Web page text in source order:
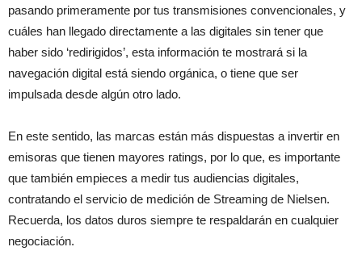
pasando primeramente por tus transmisiones convencionales, y
cuáles han llegado directamente a las digitales sin tener que
haber sido ‘redirigidos’, esta información te mostrará si la
navegación digital está siendo orgánica, o tiene que ser
impulsada desde algún otro lado.
En este sentido, las marcas están más dispuestas a invertir en
emisoras que tienen mayores ratings, por lo que, es importante
que también empieces a medir tus audiencias digitales,
contratando el servicio de medición de Streaming de Nielsen.
Recuerda, los datos duros siempre te respaldarán en cualquier
negociación.